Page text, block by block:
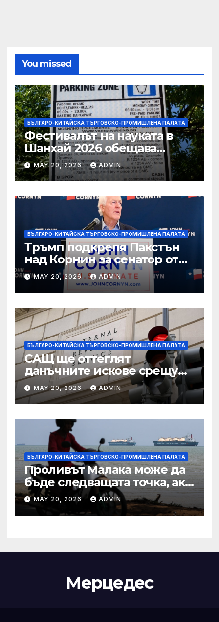
You missed
БЪЛГАРО-КИТАЙСКА ТЪРГОВСКО-ПРОМИШЛЕНА ПАЛAТА
Фестивалът на науката в
Шанхай 2026 обещава
вълнуващи научно-
технологични иновации
MAY 20, 2026 ADMIN
БЪЛГАРО-КИТАЙСКА ТЪРГОВСКО-ПРОМИШЛЕНА ПАЛAТА
Тръмп подкрепя Пакстън
над Корнин за сенатор от
Тексас в шокираща
подкрепа
MAY 20, 2026 ADMIN
БЪЛГАРО-КИТАЙСКА ТЪРГОВСКО-ПРОМИШЛЕНА ПАЛAТА
САЩ ще оттеглят
данъчните искове срещу
Тръмп „завинаги“ в
сделката за съдебно дело с
IRS
MAY 20, 2026 ADMIN
БЪЛГАРО-КИТАЙСКА ТЪРГОВСКО-ПРОМИШЛЕНА ПАЛAТА
Проливът Малака може да
бъде следващата точка, ако
Азия не внимава
MAY 20, 2026 ADMIN
Мерцедес